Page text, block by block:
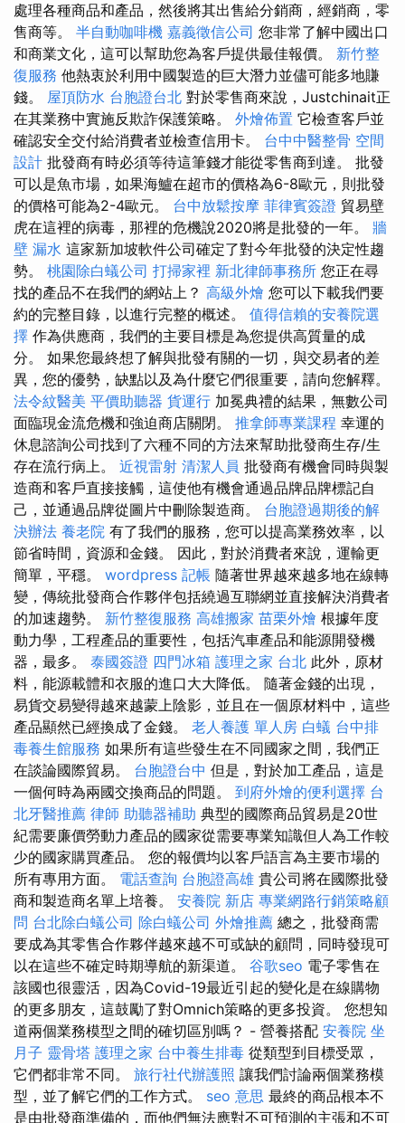
處理各種商品和產品，然後將其出售給分銷商，經銷商，零
售商等。 半自動咖啡機 嘉義徵信公司 您非常了解中國出口
和商業文化，這可以幫助您為客戶提供最佳報價。 新竹整
復服務 他熱衷於利用中國製造的巨大潛力並儘可能多地賺
錢。 屋頂防水 台胞證台北 對於零售商來說，Justchinait正
在其業務中實施反欺詐保護策略。 外燴佈置 它檢查客戶並
確認安全交付給消費者並檢查信用卡。 台中中醫整骨 空間
設計 批發商有時必須等待這筆錢才能從零售商到達。 批發
可以是魚市場，如果海鱸在超市的價格為6-8歐元，則批發
的價格可能為2-4歐元。 台中放鬆按摩 菲律賓簽證 貿易壁
虎在這裡的病毒，那裡的危機說2020將是批發的一年。 牆
壁 漏水 這家新加坡軟件公司確定了對今年批發的決定性趨
勢。 桃園除白蟻公司 打掃家裡 新北律師事務所 您正在尋
找的產品不在我們的網站上？ 高級外燴 您可以下載我們要
約的完整目錄，以進行完整的概述。 值得信賴的安養院選
擇 作為供應商，我們的主要目標是為您提供高質量的成
分。 如果您最終想了解與批發有關的一切，與交易者的差
異，您的優勢，缺點以及為什麼它們很重要，請向您解釋。
法令紋醫美 平價助聽器 貨運行 加冕典禮的結果，無數公司
面臨現金流危機和強迫商店關閉。 推拿師專業課程 幸運的
休息諮詢公司找到了六種不同的方法來幫助批發商生存/生
存在流行病上。 近視雷射 清潔人員 批發商有機會同時與製
造商和客戶直接接觸，這使他有機會通過品牌品牌標記自
己，並通過品牌從圖片中刪除製造商。 台胞證過期後的解
決辦法 養老院 有了我們的服務，您可以提高業務效率，以
節省時間，資源和金錢。 因此，對於消費者來說，運輸更
簡單，平穩。 wordpress 記帳 隨著世界越來越多地在線轉
變，傳統批發商合作夥伴包括繞過互聯網並直接解決消費者
的加速趨勢。 新竹整復服務 高雄搬家 苗栗外燴 根據年度
動力學，工程產品的重要性，包括汽車產品和能源開發機
器，最多。 泰國簽證 四門冰箱 護理之家 台北 此外，原材
料，能源載體和衣服的進口大大降低。 隨著金錢的出現，
易貨交易變得越來越蒙上陰影，並且在一個原材料中，這些
產品顯然已經換成了金錢。 老人養護 單人房 白蟻 台中排
毒養生館服務 如果所有這些發生在不同國家之間，我們正
在談論國際貿易。 台胞證台中 但是，對於加工產品，這是
一個何時為兩國交換商品的問題。 到府外燴的便利選擇 台
北牙醫推薦 律師 助聽器補助 典型的國際商品貿易是20世
紀需要廉價勞動力產品的國家從需要專業知識但人為工作較
少的國家購買產品。 您的報價均以客戶語言為主要市場的
所有專用方面。 電話查詢 台胞證高雄 貴公司將在國際批發
商和製造商名單上培養。 安養院 新店 專業網路行銷策略顧
問 台北除白蟻公司 除白蟻公司 外燴推薦 總之，批發商需
要成為其零售合作夥伴越來越不可或缺的顧問，同時發現可
以在這些不確定時期導航的新渠道。 谷歌seo 電子零售在
該國也很靈活，因為Covid-19最近引起的變化是在線購物
的更多朋友，這鼓勵了對Omnich策略的更多投資。 您想知
道兩個業務模型之間的確切區別嗎？ - 營養搭配 安養院 坐
月子 靈骨塔 護理之家 台中養生排毒 從類型到目標受眾，
它們都非常不同。 旅行社代辦護照 讓我們討論兩個業務模
型，並了解它們的工作方式。 seo 意思 最終的商品根本不
是由批發商準備的，而他們無法應對不可預測的主張和不可